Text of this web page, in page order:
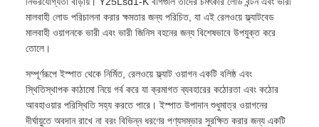
মালবাহী লোড পরিচালনা করার ক্ষমতার জন্য পরিচিত, যা এই রেলওয়ে ফ্ল্যাটবেড
মালবাহী ওয়াগনকে ভারী এবং ভারী জিনিস বহনের জন্য বিশেষভাবে উপযুক্ত করে
তোলে।
সম্পূর্ণরূপে ইস্পাত থেকে নির্মিত, রেলওয়ে ফ্ল্যাট ওয়াগন একটি বলিষ্ঠ এবং
স্থিতিস্থাপক কাঠামো নিয়ে গর্ব করে যা ক্রমাগত ব্যবহারের কঠোরতা এবং কঠোর
আবহাওয়ার পরিস্থিতি সহ্য করতে পারে। ইস্পাত উপাদান শুধুমাত্র ওয়াগনের
দীর্ঘায়ুতে অবদান রাখে না বরং বিভিন্ন ধরণের পণ্যসম্ভার সুরক্ষিত করার জন্য একটি